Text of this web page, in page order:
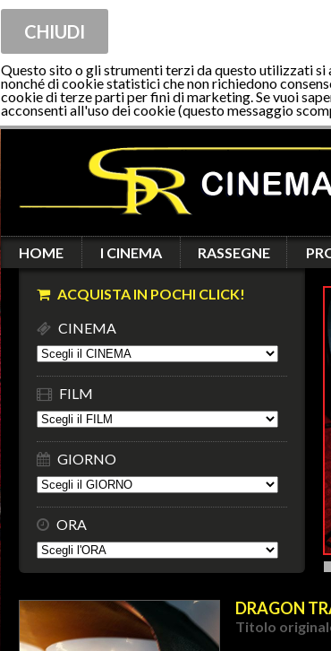
CHIUDI
Questo sito o gli strumenti terzi da questo utilizzati si
nonché di cookie statistici che non richiedono
cookie di terze parti per fini di marketing. Se vuoi
acconsenti all'uso dei cookie (questo messaggio
HOME I CINEMA RASSEGNE
ACQUISTA IN POCHI CLICK!
CINEMA
FILM
GIORNO
ORA
DRAGON
Titolo